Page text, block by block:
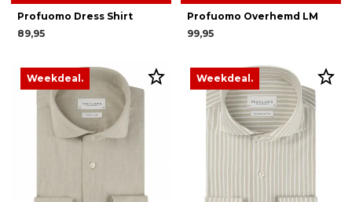
Profuomo Dress Shirt
89,95
Profuomo Overhemd LM
99,95
Weekdeal. Weekdeal.